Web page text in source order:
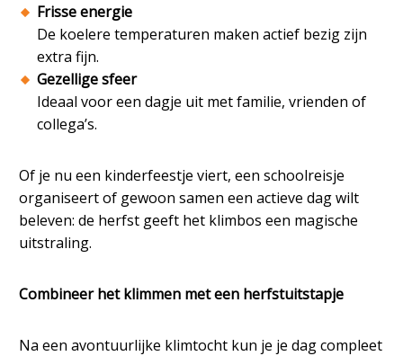
Frisse energie
De koelere temperaturen maken actief bezig zijn
extra fijn.
Gezellige sfeer
Ideaal voor een dagje uit met familie, vrienden of
collega’s.
Of je nu een kinderfeestje viert, een schoolreisje
organiseert of gewoon samen een actieve dag wilt
beleven: de herfst geeft het klimbos een magische
uitstraling.
Combineer het klimmen met een herfstuitstapje
Na een avontuurlijke klimtocht kun je je dag compleet